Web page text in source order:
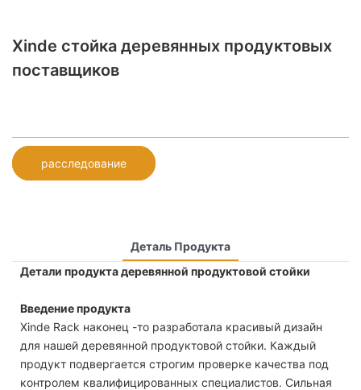
Xinde стойка деревянных продуктовых
поставщиков
расследование
Деталь Продукта
Детали продукта деревянной продуктовой стойки
Введение продукта
Xinde Rack наконец -то разработала красивый дизайн
для нашей деревянной продуктовой стойки. Каждый
продукт подвергается строгим проверке качества под
контролем квалифицированных специалистов. Сильная